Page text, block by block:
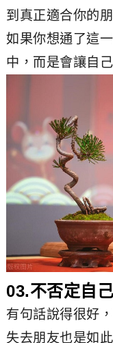
到真正適合你的朋
如果你想通了這
中，而是會讓自
03.不否定自
有句話說得很好
失去朋友也是如